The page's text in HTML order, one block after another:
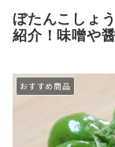
ぼたんこしょ
紹介！味噌や
おすすめ商品